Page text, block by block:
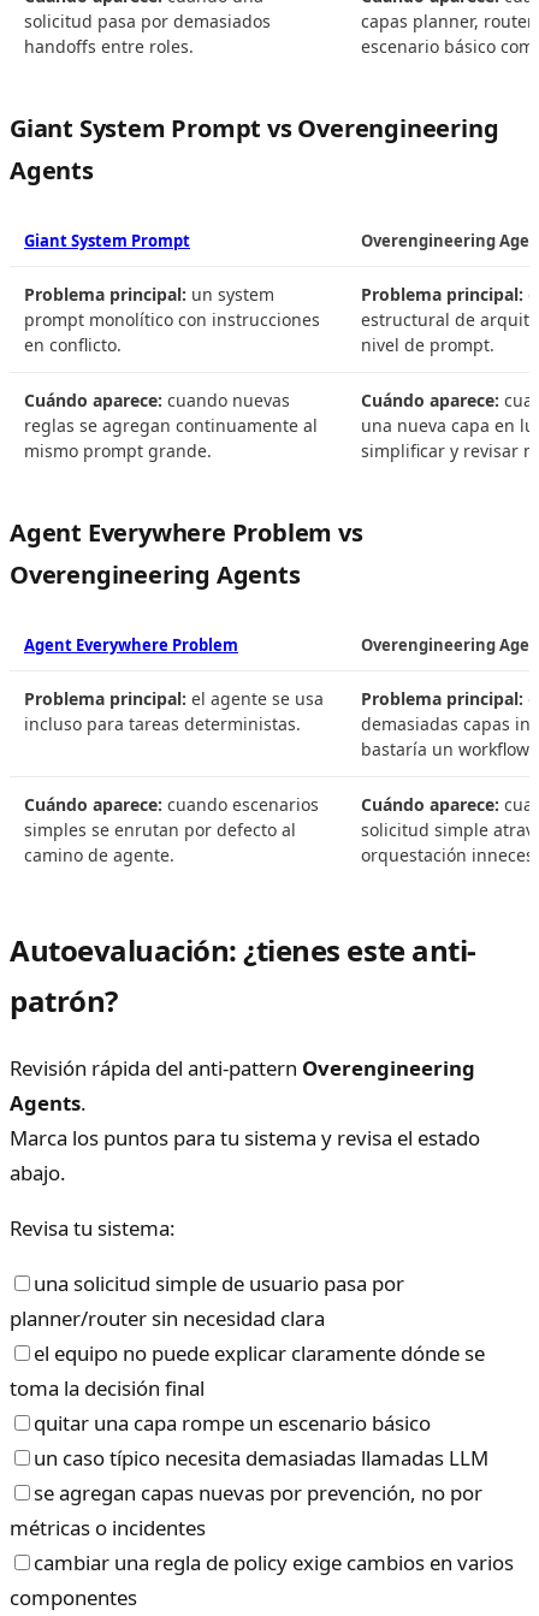
solicitud pasa por demasiados
handoffs entre roles.
capas planner,
escenario básico
Giant System Prompt vs Overengineering
Agents
Giant System Prompt Overengineering
Problema principal: un system
prompt monolítico con instrucciones
en conflicto.
Problema principal:
estructural de
nivel de prompt.
Cuándo aparece: cuando nuevas
reglas se agregan continuamente al
mismo prompt grande.
Cuándo aparece:
una nueva capa en
simplificar y revisar
Agent Everywhere Problem vs
Overengineering Agents
Agent Everywhere Problem Overengineering
Problema principal: el agente se usa
incluso para tareas deterministas.
Problema principal:
demasiadas capas
bastaría un workflow
Cuándo aparece: cuando escenarios
simples se enrutan por defecto al
camino de agente.
Cuándo aparece:
solicitud simple
orquestación
Autoevaluación: ¿tienes este anti-
patrón?
Revisión rápida del anti-pattern Overengineering
Agents.
Marca los puntos para tu sistema y revisa el estado
abajo.
Revisa tu sistema:
una solicitud simple de usuario pasa por
planner/router sin necesidad clara
el equipo no puede explicar claramente dónde se
toma la decisión final
quitar una capa rompe un escenario básico
un caso típico necesita demasiadas llamadas LLM
se agregan capas nuevas por prevención, no por
métricas o incidentes
cambiar una regla de policy exige cambios en varios
componentes